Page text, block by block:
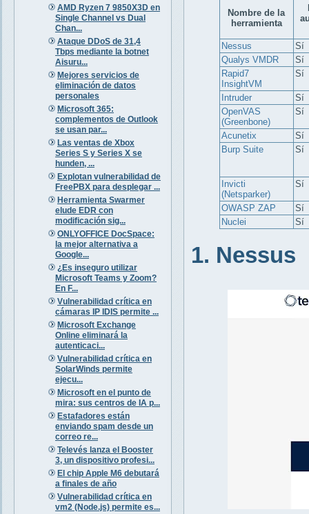
AMD Ryzen 7 9850X3D en
Single Channel vs Dual
Chan...
Ataque DDoS de 31,4
Tbps mediante la botnet
Aisuru...
Mejores servicios de
eliminación de datos
personales
Microsoft 365:
complementos de Outlook
se usan par...
Las ventas de Xbox
Series S y Series X se
hunden, ...
Explotan vulnerabilidad de
FreePBX para desplegar ...
Herramienta Swarmer
elude EDR con
modificación sig...
ONLYOFFICE DocSpace:
la mejor alternativa a
Google...
¿Es inseguro utilizar
Microsoft Teams y Zoom?
En F...
Vulnerabilidad crítica en
cámaras IP IDIS permite ...
Microsoft Exchange
Online eliminará la
autenticaci...
Vulnerabilidad crítica en
SolarWinds permite
ejecu...
Microsoft en el punto de
mira: sus centros de IA p...
Estafadores están
enviando spam desde un
correo re...
Televés lanza el Booster
3, un dispositivo profesi...
El chip Apple M6 debutará
a finales de año
Vulnerabilidad crítica en
vm2 (Node.js) permite es...
Nombre de la
herramienta
Nessus
Sí
Qualys VMDR
Sí
Rapid7
InsightVM
Sí
Intruder
Sí
OpenVAS
(Greenbone)
Sí
Acunetix
Sí
Burp Suite
Sí
Invicti
(Netsparker)
Sí
OWASP ZAP
Sí
Nuclei
Sí
1. Nessus